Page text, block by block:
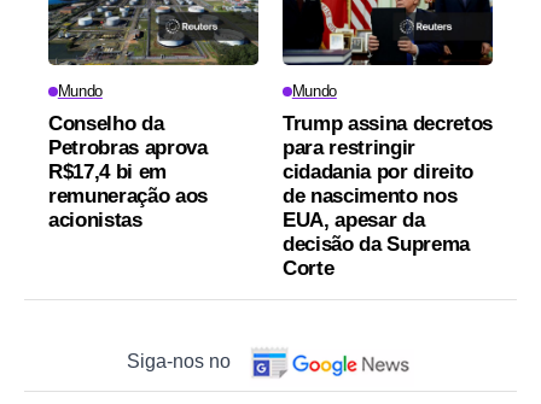
Mundo
Conselho da
Petrobras aprova
R$17,4 bi em
remuneração aos
acionistas
Mundo
Trump assina decretos
para restringir
cidadania por direito
de nascimento nos
EUA, apesar da
decisão da Suprema
Corte
Siga-nos no